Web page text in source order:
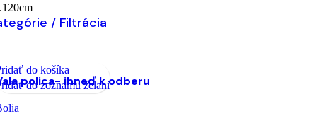
/ Filtrácia
do košíka
do zoznamu želaní
polica- ihneď k odberu